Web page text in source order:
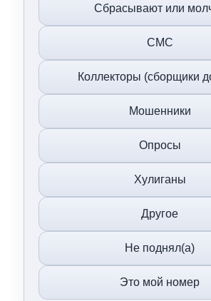
Сбрасывают или
СМС
Коллекторы (сборщики
Мошенники
Опросы
Хулиганы
Другое
Не поднял(а)
Это мой номер